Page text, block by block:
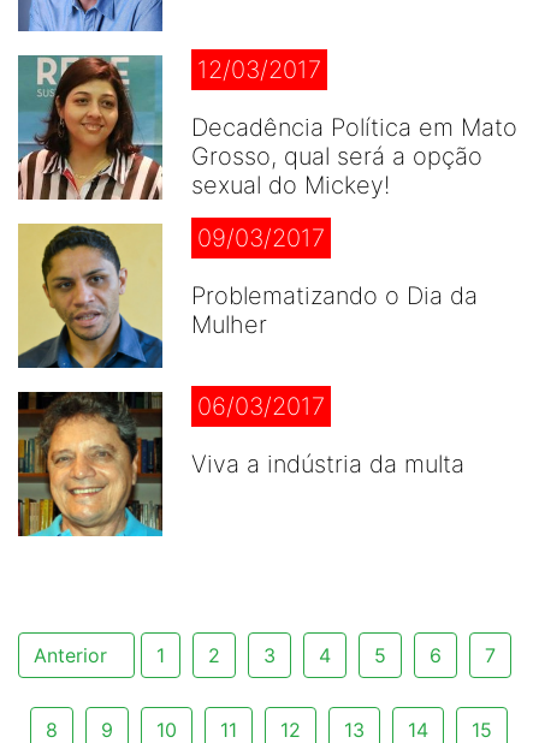
12/03/2017
Decadência Política em Mato
Grosso, qual será a opção
sexual do Mickey!
09/03/2017
Problematizando o Dia da
Mulher
06/03/2017
Viva a indústria da multa
Anterior 1 2 3 4 5 6 7
8 9 10 11 12 13 14 15